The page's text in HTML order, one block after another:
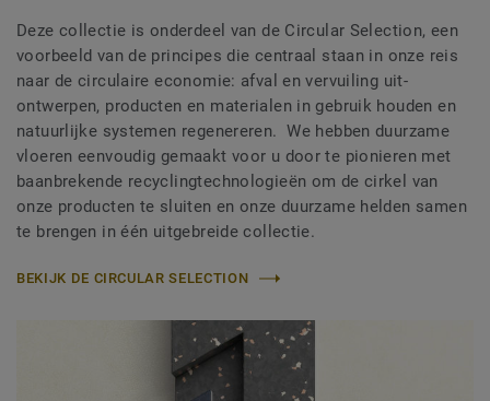
Deze collectie is onderdeel van de Circular Selection, een
voorbeeld van de principes die centraal staan in onze reis
naar de circulaire economie: afval en vervuiling uit-
ontwerpen, producten en materialen in gebruik houden en
natuurlijke systemen regenereren. We hebben duurzame
vloeren eenvoudig gemaakt voor u door te pionieren met
baanbrekende recyclingtechnologieën om de cirkel van
onze producten te sluiten en onze duurzame helden samen
te brengen in één uitgebreide collectie.
BEKIJK DE CIRCULAR SELECTION